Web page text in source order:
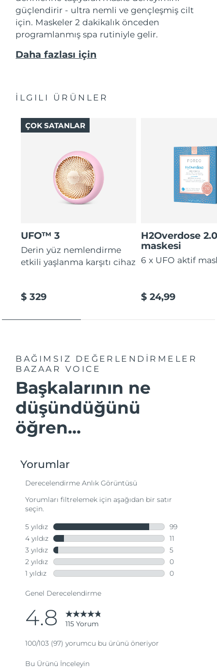
güçlendirir - ultra nemli ve gençleşmiş cilt
için. Maskeler 2 dakikalık önceden
programlanmış spa rutiniyle gelir.
Daha fazlası için
İLGILI ÜRÜNLER
UFO™ 3
Derin yüz nemlendirme
etkili yaşlanma karşıtı cihaz
$ 329
ÇOK SATANLAR
H2Overdose
maskesi
6 x UFO aktif
$ 24,99
BAĞIMSIZ DEĞERLENDİRMELER
BAZAAR VOICE
Başkalarının ne
düşündüğünü
öğren...